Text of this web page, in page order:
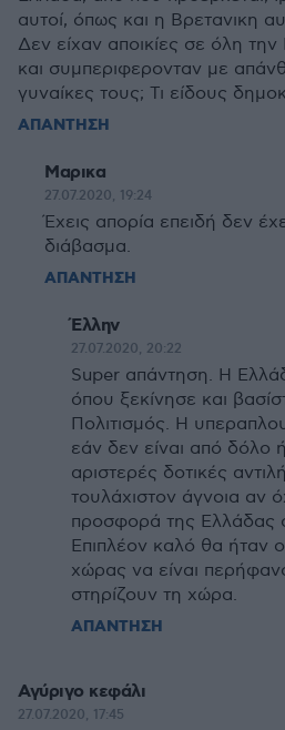
αυτοί, όπως και η Βρετανικη
Δεν είχαν αποικίες σε όλη
και συμπεριφερονταν με
γυναίκες τους; Τι είδους
ΑΠΑΝΤΗΣΗ
Μαρικα
27.07.2020, 19:24
Έχεις απορία επειδή δεν
διάβασμα.
ΑΠΑΝΤΗΣΗ
Έλλην
27.07.2020, 20:22
Super απάντηση. Η
όπου ξεκίνησε και
Πολιτισμός. Η
εάν δεν είναι από δόλο
αριστερές δοτικές
τουλάχιστον άγνοια αν
προσφορά της Ελλάδας
Επιπλέον καλό θα ήταν
χώρας να είναι
στηρίζουν τη χώρα.
ΑΠΑΝΤΗΣΗ
Αγύριγο κεφάλι
27.07.2020, 17:45